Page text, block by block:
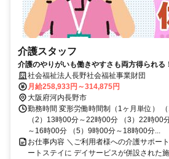
介護スタッフ
介護のやりがいも働きやすさも両方得られる！
社会福祉法人長野社会福祉事業財団
月給258,933円～314,875円
大阪府河内長野市
勤務時間 変形労働時間制（1ヶ月単位）
（2）13時00分～22時00分 （3）22時00
～16時00分 （5）9時00分～18時00分...
お仕事内容 ＼ご利用者様への介護サポー
ートステイに デイサービスが併設された